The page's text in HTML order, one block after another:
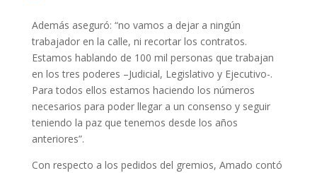
Además aseguró: “no vamos a dejar a ningún
trabajador en la calle, ni recortar los contratos.
Estamos hablando de 100 mil personas que trabajan
en los tres poderes –Judicial, Legislativo y Ejecutivo-.
Para todos ellos estamos haciendo los números
necesarios para poder llegar a un consenso y seguir
teniendo la paz que tenemos desde los años
anteriores”.
Con respecto a los pedidos del gremios, Amado contó